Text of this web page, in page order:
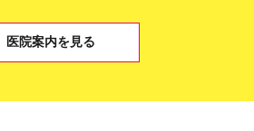
医院案内を見る